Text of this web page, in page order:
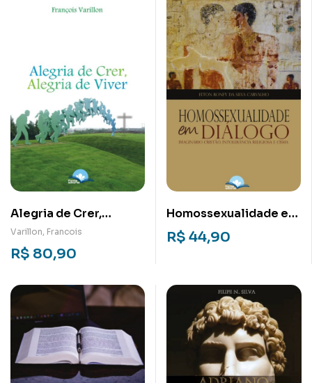
Alegria de Crer,
Alegria de Viver
Varillon, Francois
R$ 80,90
Homossexualidade em
Diálogo: Imaginário
cristão
R$ 44,90